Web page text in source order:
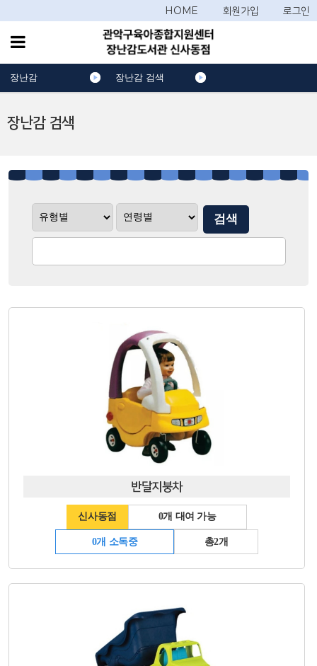
HOME 회원가입 로그인
장난감 검색
장난감 장난감 검색
반달지붕차
신사동점 0개 대여 가능
0개 소독중 총2개